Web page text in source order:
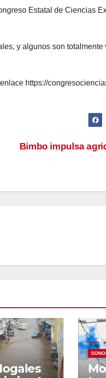
Estatal de Ciencias
y algunos son
https://
Bimbo impulsa